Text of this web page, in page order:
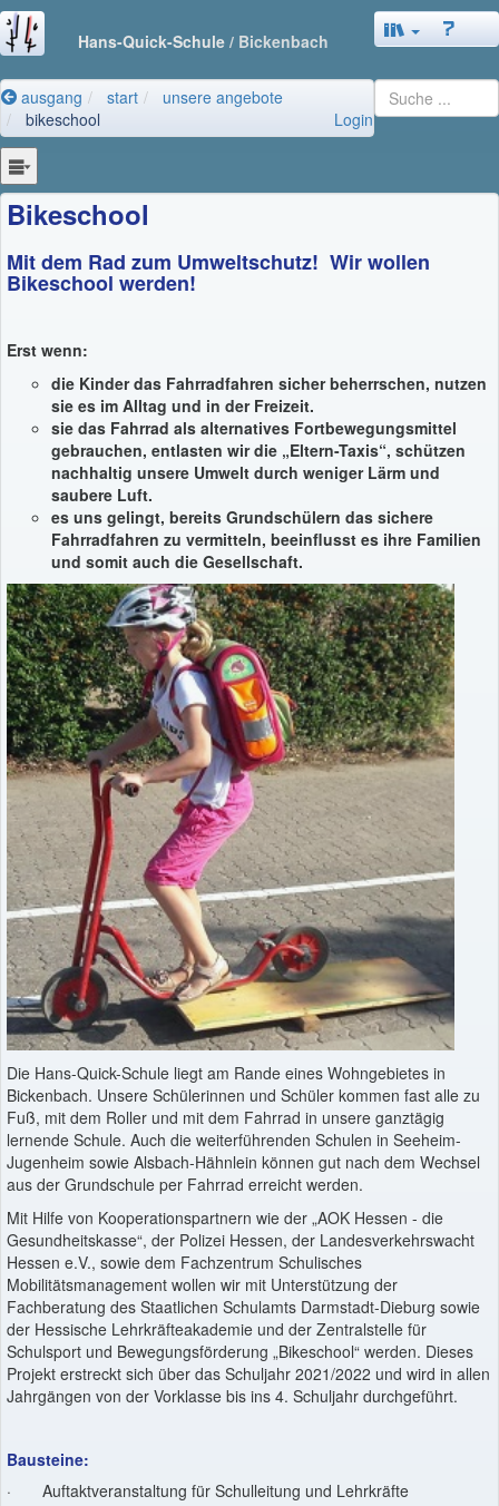
Hans-Quick-Schule / Bickenbach
ausgang start
unsere angebote
bikeschool
Login
Bikeschool
Mit dem Rad zum Umweltschutz! Wir wollen
Bikeschool werden!
Erst wenn:
die Kinder das Fahrradfahren sicher beherrschen, nutzen
sie es im Alltag und in der Freizeit.
sie das Fahrrad als alternatives Fortbewegungsmittel
gebrauchen, entlasten wir die „Eltern-Taxis“, schützen
nachhaltig unsere Umwelt durch weniger Lärm und
saubere Luft.
es uns gelingt, bereits Grundschülern das sichere
Fahrradfahren zu vermitteln, beeinflusst es ihre Familien
und somit auch die Gesellschaft.
Die Hans-Quick-Schule liegt am Rande eines Wohngebietes in
Bickenbach. Unsere Schülerinnen und Schüler kommen fast alle zu
Fuß, mit dem Roller und mit dem Fahrrad in unsere ganztägig
lernende Schule. Auch die weiterführenden Schulen in Seeheim-
Jugenheim sowie Alsbach-Hähnlein können gut nach dem Wechsel
aus der Grundschule per Fahrrad erreicht werden.
Mit Hilfe von Kooperationspartnern wie der „AOK Hessen - die
Gesundheitskasse“, der Polizei Hessen, der Landesverkehrswacht
Hessen e.V., sowie dem Fachzentrum Schulisches
Mobilitätsmanagement wollen wir mit Unterstützung der
Fachberatung des Staatlichen Schulamts Darmstadt-Dieburg sowie
der Hessische Lehrkräfteakademie und der Zentralstelle für
Schulsport und Bewegungsförderung „Bikeschool“ werden. Dieses
Projekt erstreckt sich über das Schuljahr 2021/2022 und wird in allen
Jahrgängen von der Vorklasse bis ins 4. Schuljahr durchgeführt.
Bausteine:
· Auftaktveranstaltung für Schulleitung und Lehrkräfte